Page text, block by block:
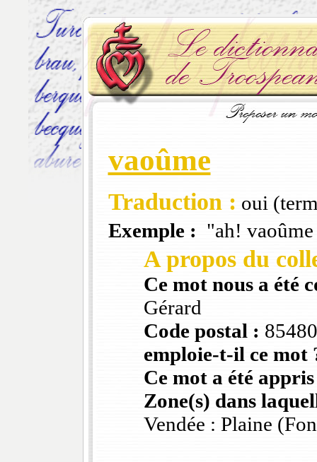
vaoûme
Traduction : oui
Exemple : "ah!
A propos du
Ce mot nous a été
Gérard
Code postal :
emploie-t-il ce mot
Ce mot a été
Zone(s) dans
Vendée : Plaine